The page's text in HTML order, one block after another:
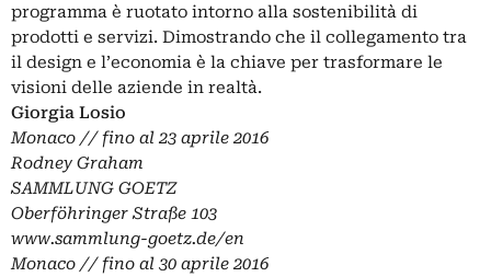
programma è ruotato intorno alla sostenibilità di
prodotti e servizi. Dimostrando che il collegamento tra
il design e l’economia è la chiave per trasformare le
visioni delle aziende in realtà.
Giorgia Losio
Monaco // fino al 23 aprile 2016
Rodney Graham
SAMMLUNG GOETZ
Oberföhringer Straße 103
www.sammlung-goetz.de/en
Monaco // fino al 30 aprile 2016